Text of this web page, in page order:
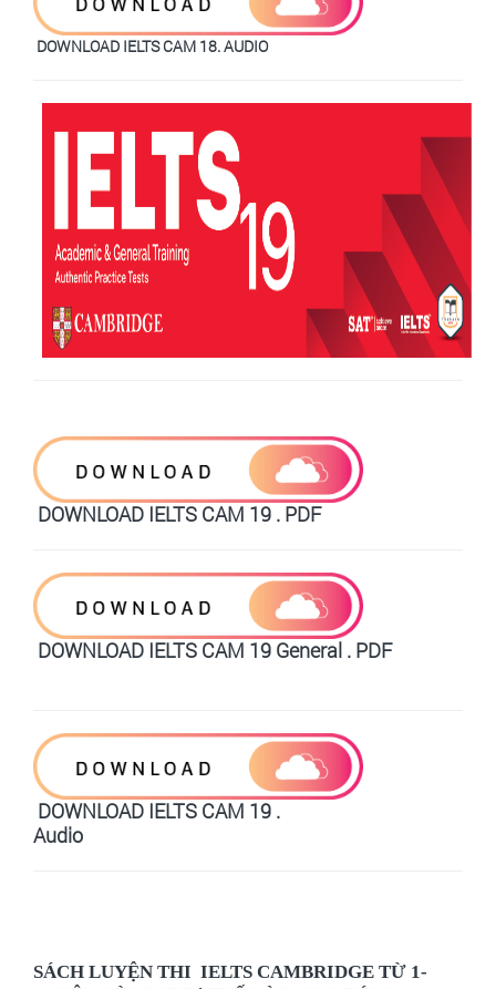
DOWNLOAD IELTS CAM 18. AUDIO
DOWNLOAD IELTS CAM 19 . PDF
DOWNLOAD IELTS CAM 19 General . PDF
DOWNLOAD IELTS CAM 19 .
Audio
SÁCH LUYỆN THI IELTS CAMBRIDGE TỪ 1-